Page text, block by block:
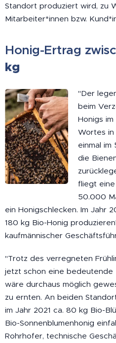
Standort produziert wird, zu
Mitarbeiter*innen bzw.
Honig-Ertrag
kg
"Der
beim
Honigs
Wortes in
einmal im
die
fliegt
50.000
ein Honigschlecken. Im Jahr
180 kg Bio-Honig
kaufmännischer
"Trotz des verregneten
jetzt schon eine bedeutende
wäre durchaus möglich
zu ernten. An beiden
im Jahr 2021 ca. 80 kg Bio-
Bio-Sonnenblumenhonig
Rohrhofer, technische